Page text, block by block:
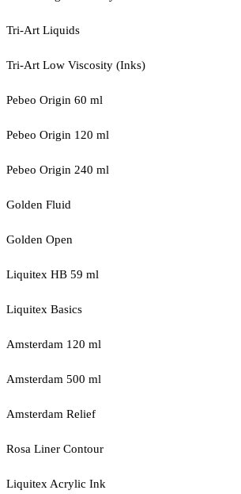
Tri-Art Liquids
Tri-Art Low Viscosity (Inks)
Pebeo Origin 60 ml
Pebeo Origin 120 ml
Pebeo Origin 240 ml
Golden Fluid
Golden Open
Liquitex HB 59 ml
Liquitex Basics
Amsterdam 120 ml
Amsterdam 500 ml
Amsterdam Relief
Rosa Liner Contour
Liquitex Acrylic Ink